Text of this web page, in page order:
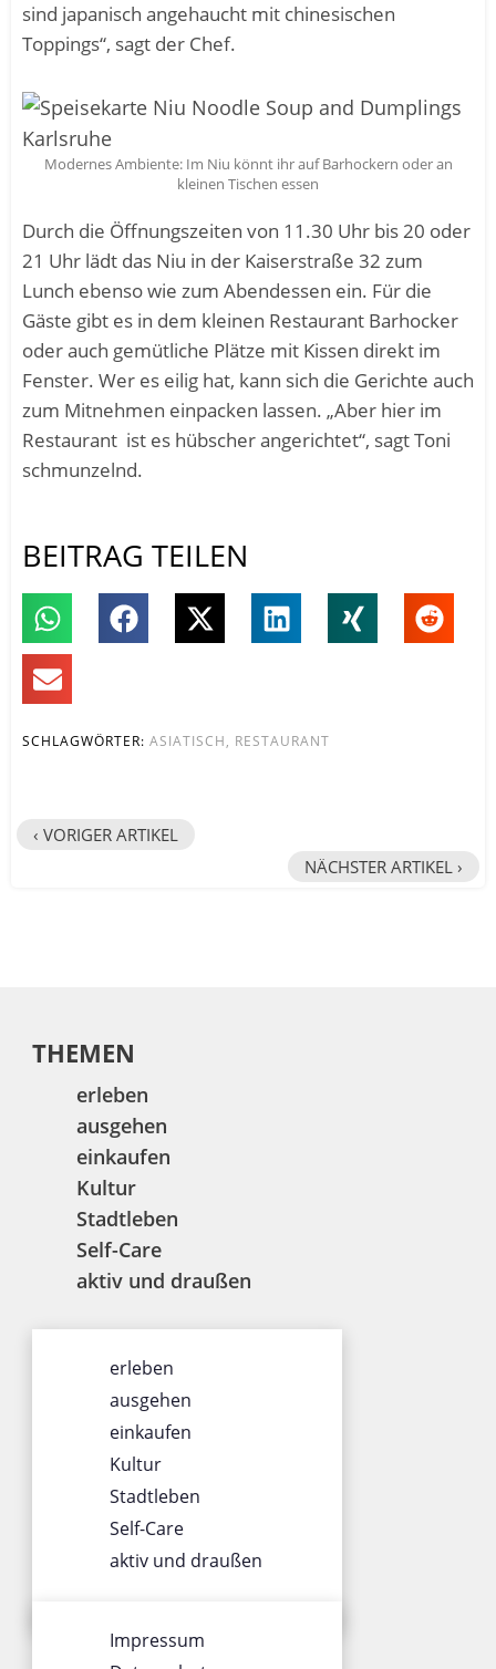
sind japanisch angehaucht mit chinesischen
Toppings“, sagt der Chef.
Modernes Ambiente: Im Niu könnt ihr auf Barhockern oder an
kleinen Tischen essen
Durch die Öffnungszeiten von 11.30 Uhr bis 20 oder
21 Uhr lädt das Niu in der Kaiserstraße 32 zum
Lunch ebenso wie zum Abendessen ein. Für die
Gäste gibt es in dem kleinen Restaurant Barhocker
oder auch gemütliche Plätze mit Kissen direkt im
Fenster. Wer es eilig hat, kann sich die Gerichte auch
zum Mitnehmen einpacken lassen. „Aber hier im
Restaurant ist es hübscher angerichtet“, sagt Toni
schmunzelnd.
BEITRAG TEILEN
SCHLAGWÖRTER: ASIATISCH, RESTAURANT
‹ VORIGER ARTIKEL
NÄCHSTER ARTIKEL ›
THEMEN
erleben
ausgehen
einkaufen
Kultur
Stadtleben
Self-Care
aktiv und draußen
erleben
ausgehen
einkaufen
Kultur
Stadtleben
Self-Care
aktiv und draußen
ÜBER UNS
Impressum
Datenschutz
Gewinnspiel
Werbung
AGB
Team
Impressum
SOCIALS